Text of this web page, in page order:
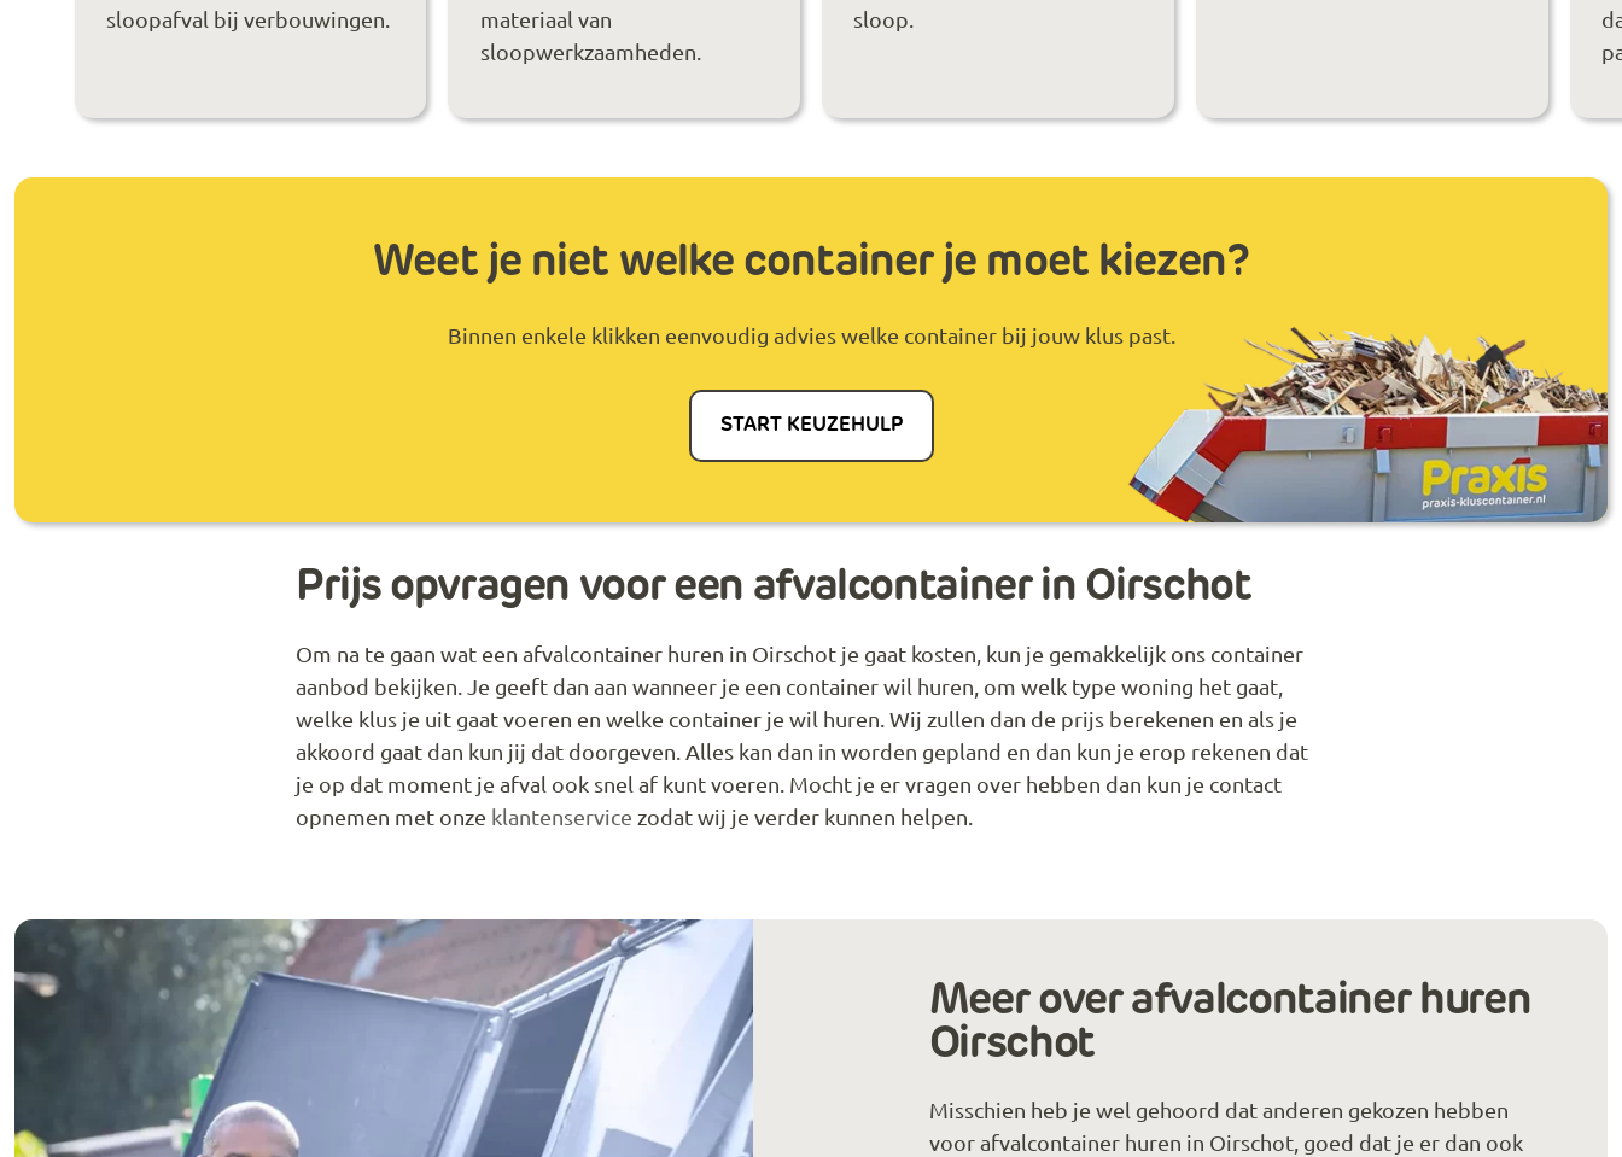
sloopafval bij verbouwingen.
materiaal van
sloopwerkzaamheden.
sloop.
Weet je niet welke container je moet kiezen?
Binnen enkele klikken eenvoudig advies welke container bij jouw klus past.
START KEUZEHULP
Prijs opvragen voor een afvalcontainer in Oirschot
Om na te gaan wat een afvalcontainer huren in Oirschot je gaat kosten, kun je gemakkelijk ons container
aanbod bekijken. Je geeft dan aan wanneer je een container wil huren, om welk type woning het gaat,
welke klus je uit gaat voeren en welke container je wil huren. Wij zullen dan de prijs berekenen en als je
akkoord gaat dan kun jij dat doorgeven. Alles kan dan in worden gepland en dan kun je erop rekenen dat
je op dat moment je afval ook snel af kunt voeren. Mocht je er vragen over hebben dan kun je contact
opnemen met onze klantenservice zodat wij je verder kunnen helpen.
Meer over afvalcontainer huren
Oirschot
Misschien heb je wel gehoord dat anderen gekozen hebben
voor afvalcontainer huren in Oirschot, goed dat je er dan ook